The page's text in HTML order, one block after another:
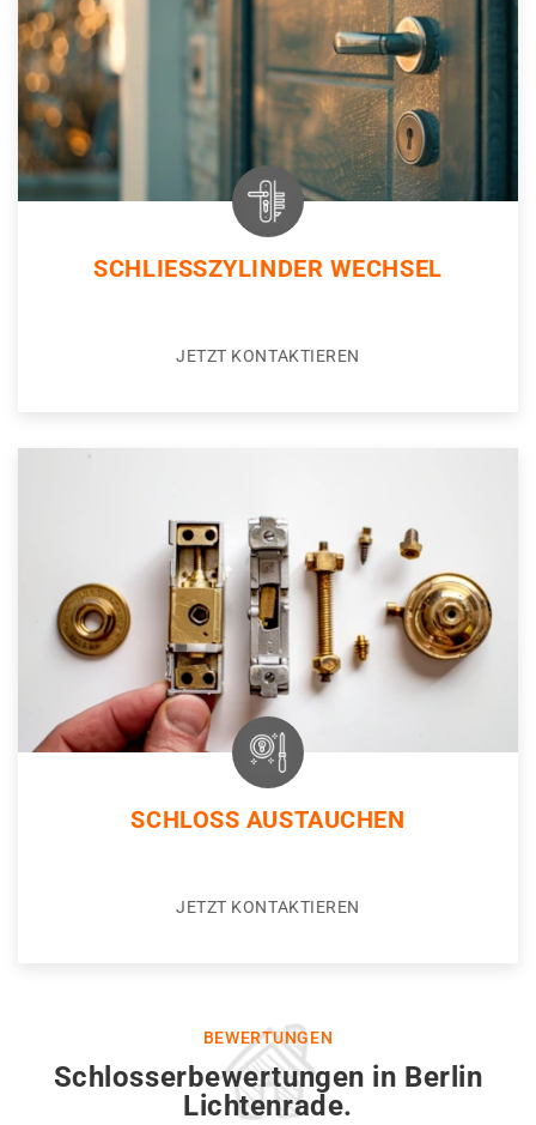
SCHLIESSZYLINDER WECHSEL
JETZT KONTAKTIEREN
SCHLOSS AUSTAUCHEN
JETZT KONTAKTIEREN
BEWERTUNGEN
Schlosserbewertungen in Berlin
Lichtenrade.